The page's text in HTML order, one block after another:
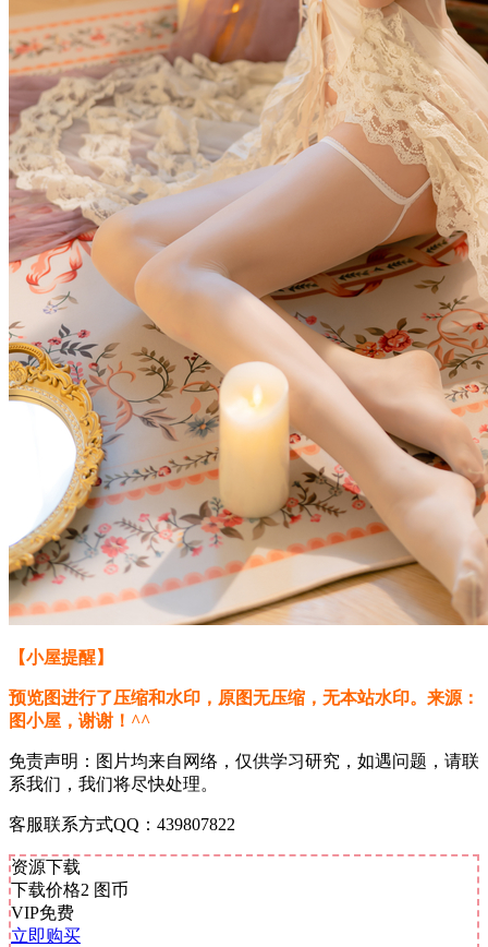
【小屋提醒】
预览图进行了压缩和水印，原图无压缩，无本站水印。来源：
图小屋，谢谢！^^
免责声明：图片均来自网络，仅供学习研究，如遇问题，请联
系我们，我们将尽快处理。
客服联系方式QQ：439807822
资源下载
下载价格2 图币
VIP免费
立即购买